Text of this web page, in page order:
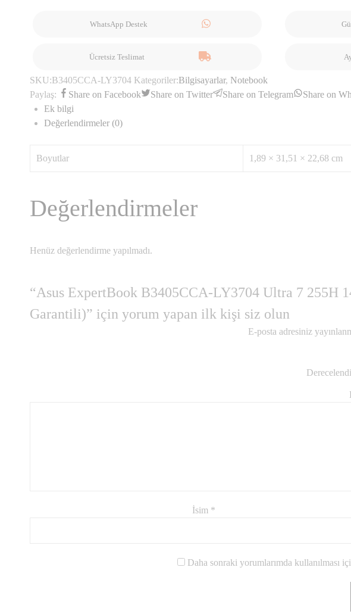
WhatsApp Destek
Ücretsiz Teslimat
SKU:B3405CCA-LY3704 Kategoriler:Bilgisayarlar, Notebook
Paylaş:
Share on Facebook Share on Twitter Share on Telegram
Share on
Ek bilgi
Değerlendirmeler (0)
Boyutlar 1,89 × 31,51 × 22,68 cm
Değerlendirmeler
Henüz değerlendirme yapılmadı.
“Asus ExpertBook B3405CCA-LY3704 Ultra 7 255H
Garantili)” için yorum yapan ilk kişi siz olun
E-posta adresiniz
İsim *
Daha sonraki yorumlarımda kullanılması